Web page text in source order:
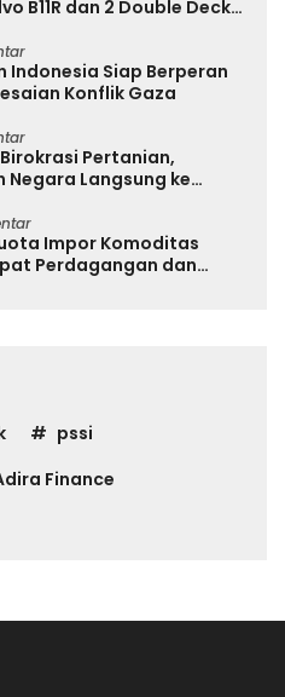
B11R dan 2 Double Decker
Indonesia Siap Berperan
Konflik Gaza
Pertanian,
Langsung ke
Impor Komoditas
Perdagangan dan
pssi
Finance